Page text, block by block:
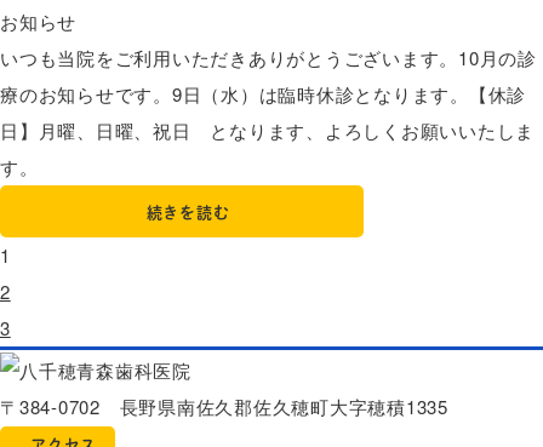
お知らせ
いつも当院をご利用いただきありがとうございます。10月の診
療のお知らせです。9日（水）は臨時休診となります。【休診
日】月曜、日曜、祝日 となります、よろしくお願いいたしま
す。
続きを読む
1
2
3
〒384-0702 長野県南佐久郡佐久穂町大字穂積1335